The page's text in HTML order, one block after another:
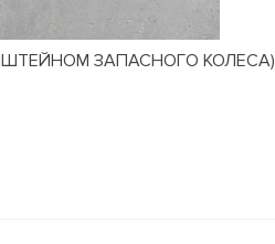
ЗАПАСНОГО КОЛЕСА)